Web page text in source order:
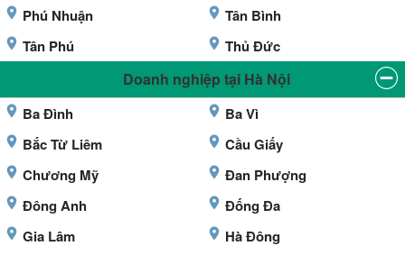
Phú Nhuận
Tân Bình
Tân Phú
Thủ Đức
Doanh nghiệp tại Hà Nội
Ba Đình
Ba Vì
Bắc Từ Liêm
Cầu Giấy
Chương Mỹ
Đan Phượng
Đông Anh
Đống Đa
Gia Lâm
Hà Đông